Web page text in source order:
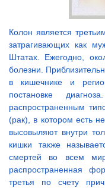
Колон является
затрагивающих как
Штатах. Ежегодно,
болезни.
в кишечнике и
постановке
распространенным
(рак), в котором есть
высовыляют внутри
кишки также
смертей во всем
распространенная
третья по счету